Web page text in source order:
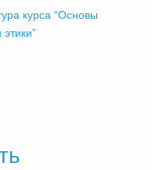
курса “Основы